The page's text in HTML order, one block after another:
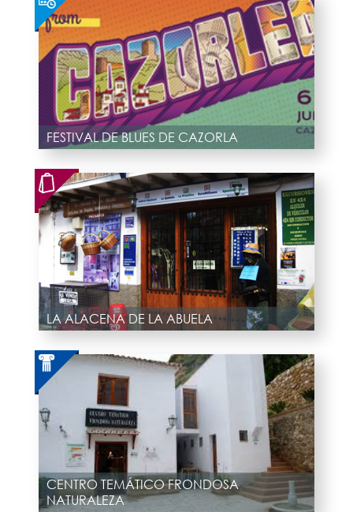
FESTIVAL DE BLUES DE CAZORLA
LA ALACENA DE LA ABUELA
CENTRO TEMÁTICO FRONDOSA
NATURALEZA